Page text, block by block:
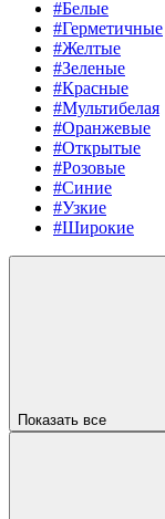
#Белые
#Герметичные
#Желтые
#Зеленые
#Красные
#Мультибелая
#Оранжевые
#Открытые
#Розовые
#Синие
#Узкие
#Широкие
Показать все